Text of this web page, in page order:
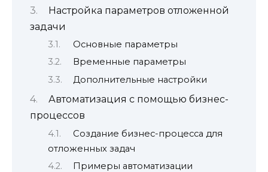
Настройка параметров отложенной
задачи
Основные параметры
Временные параметры
Дополнительные настройки
Автоматизация с помощью бизнес-
процессов
Создание бизнес-процесса для
отложенных задач
Примеры автоматизации